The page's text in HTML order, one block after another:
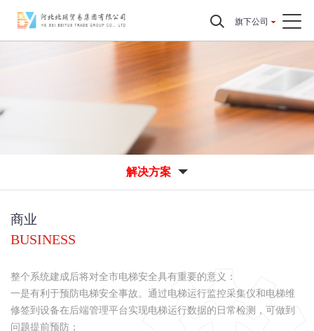
旗下公司
解决方案
商业
BUSINESS
整个系统建成后将对全市电梯安全具有重要的意义：
一是有利于预防电梯安全事故。通过电梯运行监控采集仪和电梯维
修签到设备在后端管理平台实现电梯运行数据的日常检测，可做到
问题提前预防；